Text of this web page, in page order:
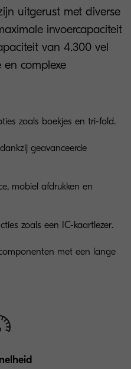
uitgerust met diverse
invoercapaciteit
van 4.300 vel
en complexe
zoals boekjes en tri-fold.
geavanceerde
mobiel afdrukken en
zoals een IC-kaartlezer.
met een lange